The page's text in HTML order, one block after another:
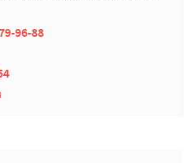
96-88